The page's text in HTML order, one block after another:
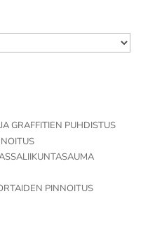
GRAFFITIEN PUHDISTUS
PINNOITUS